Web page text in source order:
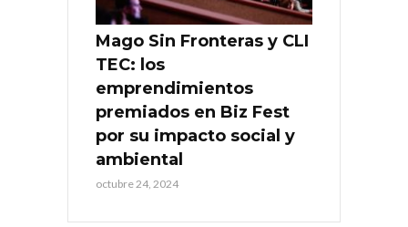
Mago Sin Fronteras y CLI
TEC: los
emprendimientos
premiados en Biz Fest
por su impacto social y
ambiental
octubre 24, 2024